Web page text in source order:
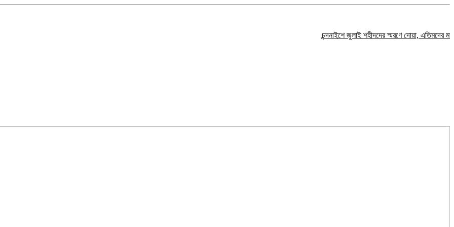
চন্দনাইশে জুলাই শহীদদের স্মরণে দোয়া, এতিমদের মাঝে